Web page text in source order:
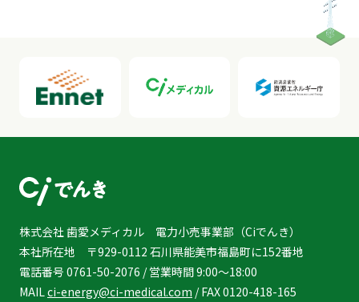
株式会社 歯愛メディカル 電力小売事業部（Ciでんき）
本社所在地 〒929-0112 石川県能美市福島町に152番地
電話番号 0761-50-2076 / 営業時間 9:00～18:00
MAIL ci-energy@ci-medical.com / FAX 0120-418-165